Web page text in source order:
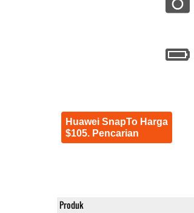
Huawei SnapTo Harga
$105. Pencarian
Produk